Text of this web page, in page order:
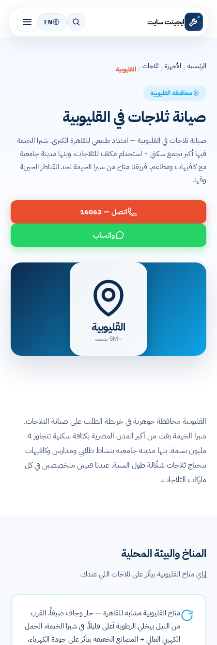
ايجينت سايت EN
الرئيسية / الأجهزة / ثلاجات / القليوبية
محافظة القليوبية
صيانة ثلاجات في القليوبية
صيانة ثلاجات في القليوبية — امتداد طبيعي للقاهرة الكبرى. شبرا الخيمة
فيها أكبر تجمع سكني + استخدام مكثف للثلاجات، وبنها مدينة جامعية
مع كافيهات ومطاعم. فريقنا متاح من شبرا الخيمة لحد القناطر الخيرية
وقها.
اتصل — 16062
واتساب
القليوبية
~6M نسمة
القليوبية محافظة جوهرية في خريطة الطلب على صيانة الثلاجات.
شبرا الخيمة بقت من أكبر المدن المصرية بكثافة سكنية تتجاوز 4
مليون نسمة. بنها مدينة جامعية بنشاط طلابي ومدارس وكافيهات
بتحتاج ثلاجات شغّالة طول السنة. عندنا فنيين متخصصين في كل
ماركات الثلاجات.
المناخ والبيئة المحلية
إزاي مناخ القليوبية بيأثر على ثلاجات اللي عندك.
مناخ القليوبية مشابه للقاهرة — حار وجاف صيفاً. القرب
من النيل بيخلي الرطوبة أعلى قليلاً. في شبرا الخيمة، الحمل
الكهربي العالي + المصانع الخفيفة بيأثر على جودة الكهرباء،